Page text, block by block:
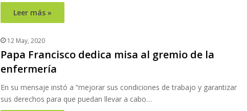
Leer más »
12 May, 2020
Papa Francisco dedica misa al gremio de la
enfermería
En su mensaje instó a “mejorar sus condiciones de trabajo y garantizar
sus derechos para que puedan llevar a cabo…